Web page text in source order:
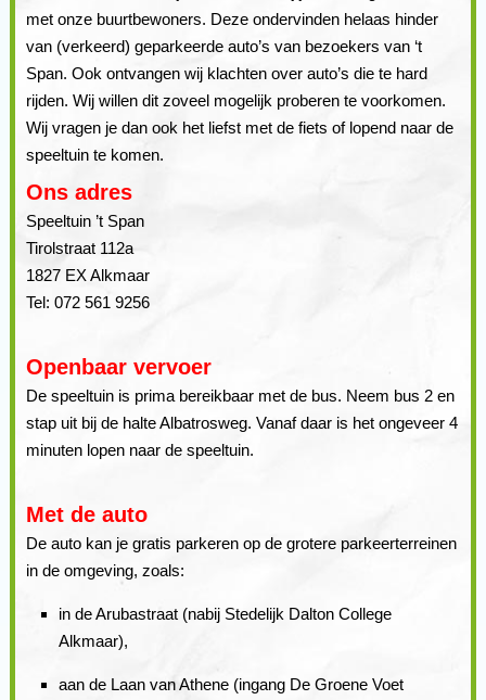
met onze buurtbewoners. Deze ondervinden helaas hinder
van (verkeerd) geparkeerde auto’s van bezoekers van ‘t
Span. Ook ontvangen wij klachten over auto’s die te hard
rijden. Wij willen dit zoveel mogelijk proberen te voorkomen.
Wij vragen je dan ook het liefst met de fiets of lopend naar de
speeltuin te komen.
Ons adres
Speeltuin ’t Span
Tirolstraat 112a
1827 EX Alkmaar
Tel: 072 561 9256
Openbaar vervoer
De speeltuin is prima bereikbaar met de bus. Neem bus 2 en
stap uit bij de halte Albatrosweg. Vanaf daar is het ongeveer 4
minuten lopen naar de speeltuin.
Met de auto
De auto kan je gratis parkeren op de grotere parkeerterreinen
in de omgeving, zoals:
in de Arubastraat (nabij Stedelijk Dalton College
Alkmaar),
aan de Laan van Athene (ingang De Groene Voet